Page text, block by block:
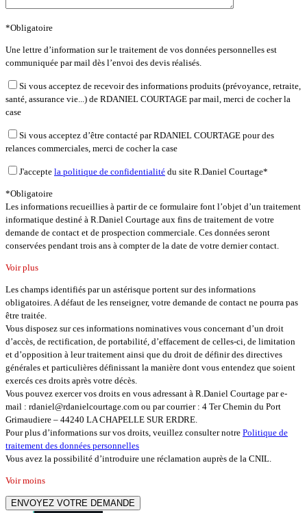
*Obligatoire
Une lettre d’information sur le traitement de vos données personnelles est
communiquée par mail dès l’envoi des devis réalisés.
Si vous acceptez de recevoir des informations produits (prévoyance, retraite,
santé, assurance vie...) de RDANIEL COURTAGE par mail, merci de cocher la
case
Si vous acceptez d’être contacté par RDANIEL COURTAGE pour des
relances commerciales, merci de cocher la case
J'accepte la politique de confidentialité du site R.Daniel Courtage*
*Obligatoire
Les informations recueillies à partir de ce formulaire font l’objet d’un traitement
informatique destiné à R.Daniel Courtage aux fins de traitement de votre
demande de contact et de prospection commerciale. Ces données seront
conservées pendant trois ans à compter de la date de votre dernier contact.
Voir plus
Les champs identifiés par un astérisque portent sur des informations
obligatoires. A défaut de les renseigner, votre demande de contact ne pourra pas
être traitée.
Vous disposez sur ces informations nominatives vous concernant d’un droit
d’accès, de rectification, de portabilité, d’effacement de celles-ci, de limitation
et d’opposition à leur traitement ainsi que du droit de définir des directives
générales et particulières définissant la manière dont vous entendez que soient
exercés ces droits après votre décès.
Vous pouvez exercer vos droits en vous adressant à R.Daniel Courtage par e-
mail : rdaniel@rdanielcourtage.com ou par courrier : 4 Ter Chemin du Port
Grimaudiere – 44240 LA CHAPELLE SUR ERDRE.
Pour plus d’informations sur vos droits, veuillez consulter notre Politique de
traitement des données personnelles
Vous avez la possibilité d’introduire une réclamation auprès de la CNIL.
Voir moins
Please leave this field empty.